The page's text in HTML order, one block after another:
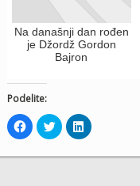
Na današnji dan rođen
je Džordž Gordon
Bajron
Podelite:
Click
to
share
Facebook
Click
to
share
Twitter
Click
to
LinkedIn